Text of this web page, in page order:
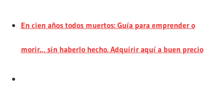
En cien años todos muertos: Guía para emprender o
morir… sin haberlo hecho. Adquirir aquí a buen precio